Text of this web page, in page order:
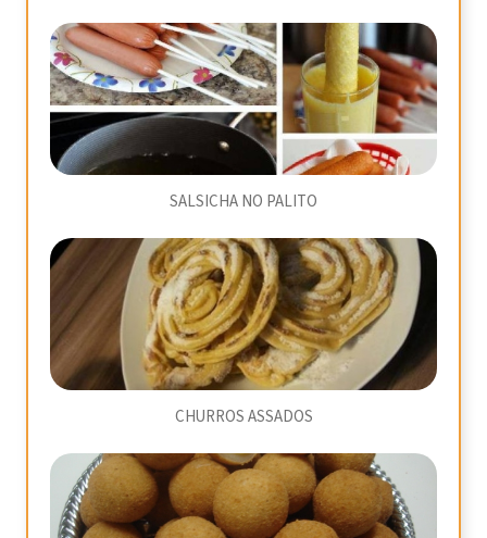
SALSICHA NO PALITO
CHURROS ASSADOS